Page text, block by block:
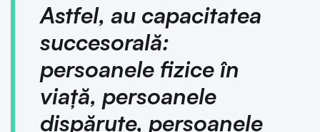
Astfel, au capacitatea
succesorală:
persoanele fizice în
viață, persoanele
dispărute, persoanele